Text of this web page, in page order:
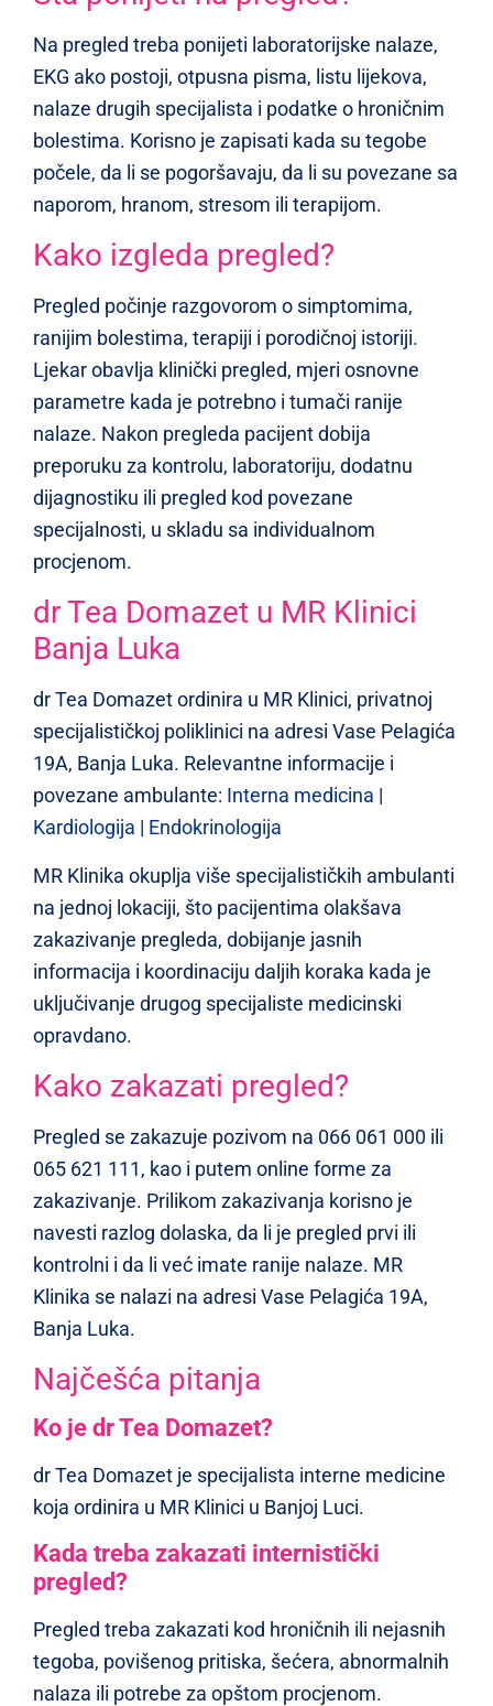
Na pregled treba ponijeti laboratorijske nalaze,
EKG ako postoji, otpusna pisma, listu lijekova,
nalaze drugih specijalista i podatke o hroničnim
bolestima. Korisno je zapisati kada su tegobe
počele, da li se pogoršavaju, da li su povezane sa
naporom, hranom, stresom ili terapijom.
Kako izgleda pregled?
Pregled počinje razgovorom o simptomima,
ranijim bolestima, terapiji i porodičnoj istoriji.
Ljekar obavlja klinički pregled, mjeri osnovne
parametre kada je potrebno i tumači ranije
nalaze. Nakon pregleda pacijent dobija
preporuku za kontrolu, laboratoriju, dodatnu
dijagnostiku ili pregled kod povezane
specijalnosti, u skladu sa individualnom
procjenom.
dr Tea Domazet u MR Klinici
Banja Luka
dr Tea Domazet ordinira u MR Klinici, privatnoj
specijalističkoj poliklinici na adresi Vase Pelagića
19A, Banja Luka. Relevantne informacije i
povezane ambulante: Interna medicina |
Kardiologija | Endokrinologija
MR Klinika okuplja više specijalističkih ambulanti
na jednoj lokaciji, što pacijentima olakšava
zakazivanje pregleda, dobijanje jasnih
informacija i koordinaciju daljih koraka kada je
uključivanje drugog specijaliste medicinski
opravdano.
Kako zakazati pregled?
Pregled se zakazuje pozivom na 066 061 000 ili
065 621 111, kao i putem online forme za
zakazivanje. Prilikom zakazivanja korisno je
navesti razlog dolaska, da li je pregled prvi ili
kontrolni i da li već imate ranije nalaze. MR
Klinika se nalazi na adresi Vase Pelagića 19A,
Banja Luka.
Najčešća pitanja
Ko je dr Tea Domazet?
dr Tea Domazet je specijalista interne medicine
koja ordinira u MR Klinici u Banjoj Luci.
Kada treba zakazati internistički
pregled?
Pregled treba zakazati kod hroničnih ili nejasnih
tegoba, povišenog pritiska, šećera, abnormalnih
nalaza ili potrebe za opštom procjenom.